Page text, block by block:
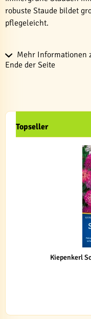
robuste Staude bildet
pflegeleicht.
Mehr Informationen
Ende der Seite
Topseller
Kiepenkerl